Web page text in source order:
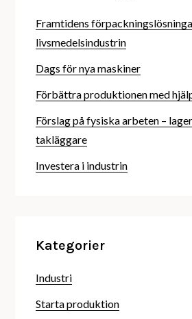
Framtidens
livsmedelsindustrin
Dags för nya maskiner
Förbättra produktionen med
Förslag på fysiska arbeten –
takläggare
Investera i industrin
Kategorier
Industri
Starta produktion